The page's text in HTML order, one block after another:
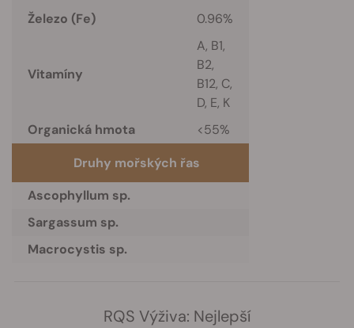
Železo (Fe)
0.96%
Vitamíny
A, B1,
B2,
B12, C,
D, E, K
Organická hmota
<55%
Druhy mořských řas
Ascophyllum sp.
Sargassum sp.
Macrocystis sp.
RQS Výživa: Nejlepší